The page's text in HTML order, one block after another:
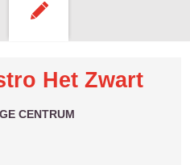
Het Zwart
CENTRUM